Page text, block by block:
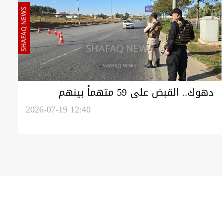
دهوك.. القبض على 59 متهماً بينهم
متورطون بجريمتي قتل واحتيال إلكتروني
2026-07-19 12:40